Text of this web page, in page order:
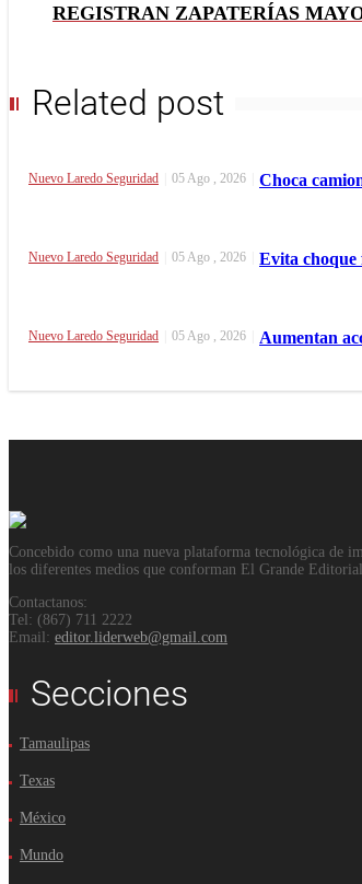
REGISTRAN ZAPATERÍAS
Related post
Nuevo Laredo Seguridad 05 Ago , 2026 Choca
Nuevo Laredo Seguridad 05 Ago , 2026 Evita
Nuevo Laredo Seguridad 05 Ago , 2026 Aumentan
Concebido como una nueva plataforma tecnológica de
los diferentes medios que conforman El Grande
Contactanos:
Tel: (867) 711 2222
Email: editor.liderweb@gmail.com
Secciones
Tamaulipas
Texas
México
Mundo